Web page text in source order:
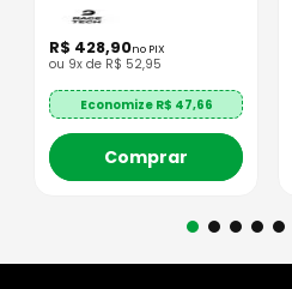
R$ 428,90no PIX
ou 9x de R$ 52,95
Economize R$ 47,66
Comprar